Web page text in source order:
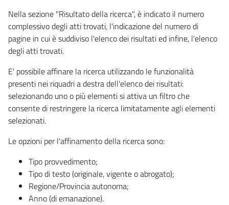
Nella sezione "Risultato della ricerca", è indicato il numero
complessivo degli atti trovati, l'indicazione del numero di
pagine in cui è suddiviso l'elenco dei risultati ed infine, l'elenco
degli atti trovati.
E' possibile affinare la ricerca utilizzando le funzionalità
presenti nei riquadri a destra dell'elenco dei risultati:
selezionando uno o più elementi si attiva un filtro che
consente di restringere la ricerca limitatamente agli elementi
selezionati.
Le opzioni per l'affinamento della ricerca sono:
Tipo provvedimento;
Tipo di testo (originale, vigente o abrogato);
Regione/Provincia autonoma;
Anno (di emanazione).